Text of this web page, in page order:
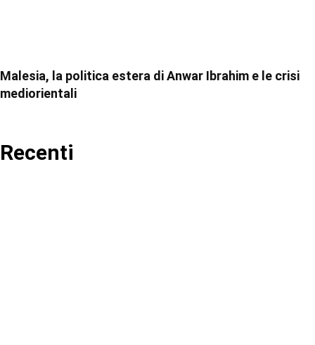
Malesia, la politica estera di Anwar Ibrahim e le crisi
mediorientali
Recenti